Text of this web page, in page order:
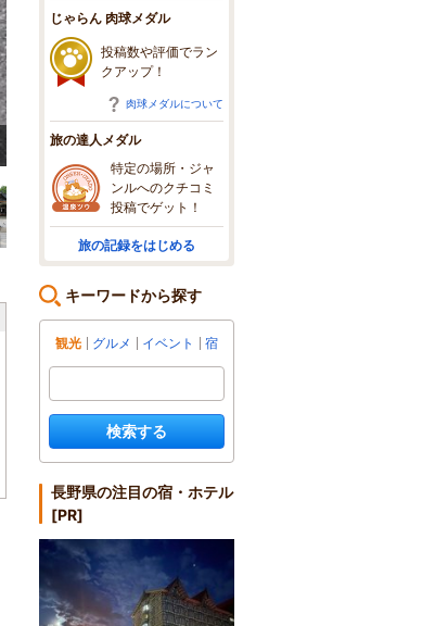
街中とは思えない
じゃらん 肉球メダル
投稿数や評価でラン
クアップ！
肉球メダルについて
旅の達人メダル
特定の場所・ジャ
ンルへのクチコミ
投稿でゲット！
旅の記録をはじめる
キーワードから探す
観光 グルメ イベント 宿
検索する
長野県の注目の宿・ホテル
[PR]